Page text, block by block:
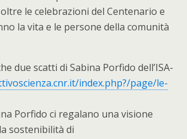
oltre le celebrazioni del Centenario e
la vita e le persone della comunità
due scatti di Sabina Porfido dell’ISA-
index.php?/page/le-
Porfido ci regalano una visione
sostenibilità di